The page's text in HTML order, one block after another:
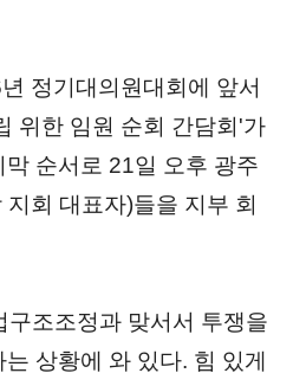
정기대의원대회에 앞서
위한 임원 순회 간담회'가
순서로 21일 오후 광주
회 대표자)들을 지부 회
구조조정과 맞서서 투쟁을
상황에 와 있다. 힘 있게